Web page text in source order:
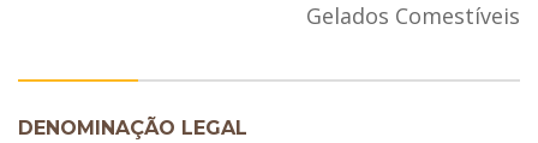
Gelados Comestíveis
DENOMINAÇÃO LEGAL